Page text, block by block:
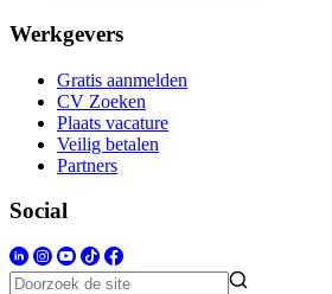
Werkgevers
Gratis aanmelden
CV Zoeken
Plaats vacature
Veilig betalen
Partners
Social